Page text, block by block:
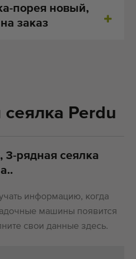
порея новый,
заказ
Perdu
рядная сеялка
информацию, когда
машины появится
свои данные здесь.